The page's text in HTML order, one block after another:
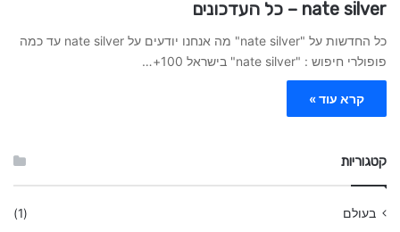
nate silver – כל העדכונים
כל החדשות על "nate silver" מה אנחנו יודעים על nate silver עד כמה
פופולרי חיפוש : "nate silver" בישראל 100+…
קרא עוד »
קטגוריות
בעולם
(1)